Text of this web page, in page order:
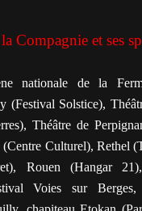
Compagnie et ses
nationale de la
(Festival Solstice),
Théâtre de
Culturel), Rethel
Rouen (Hangar
Voies sur